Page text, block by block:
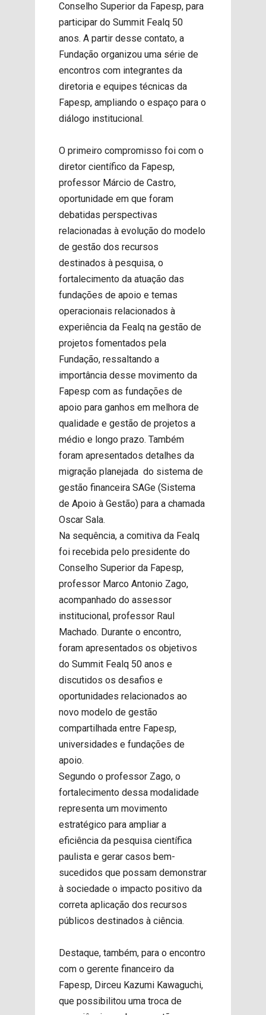
Conselho Superior da Fapesp, para
participar do Summit Fealq 50
anos. A partir desse contato, a
Fundação organizou uma série de
encontros com integrantes da
diretoria e equipes técnicas da
Fapesp, ampliando o espaço para o
diálogo institucional.
O primeiro compromisso foi com o
diretor científico da Fapesp,
professor Márcio de Castro,
oportunidade em que foram
debatidas perspectivas
relacionadas à evolução do modelo
de gestão dos recursos
destinados à pesquisa, o
fortalecimento da atuação das
fundações de apoio e temas
operacionais relacionados à
experiência da Fealq na gestão de
projetos fomentados pela
Fundação, ressaltando a
importância desse movimento da
Fapesp com as fundações de
apoio para ganhos em melhora de
qualidade e gestão de projetos a
médio e longo prazo. Também
foram apresentados detalhes da
migração planejada do sistema de
gestão financeira SAGe (Sistema
de Apoio à Gestão) para a chamada
Oscar Sala.
Na sequência, a comitiva da Fealq
foi recebida pelo presidente do
Conselho Superior da Fapesp,
professor Marco Antonio Zago,
acompanhado do assessor
institucional, professor Raul
Machado. Durante o encontro,
foram apresentados os objetivos
do Summit Fealq 50 anos e
discutidos os desafios e
oportunidades relacionados ao
novo modelo de gestão
compartilhada entre Fapesp,
universidades e fundações de
apoio.
Segundo o professor Zago, o
fortalecimento dessa modalidade
representa um movimento
estratégico para ampliar a
eficiência da pesquisa científica
paulista e gerar casos bem-
sucedidos que possam demonstrar
à sociedade o impacto positivo da
correta aplicação dos recursos
públicos destinados à ciência.
Destaque, também, para o encontro
com o gerente financeiro da
Fapesp, Dirceu Kazumi Kawaguchi,
que possibilitou uma troca de